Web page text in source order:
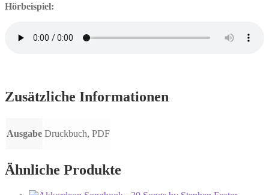
Hörbeispiel:
Zusätzliche Informationen
Ausgabe Druckbuch, PDF
Ähnliche Produkte